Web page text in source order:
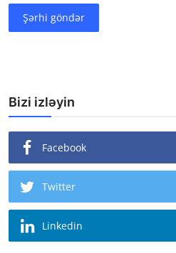
Şərhi göndər
Bizi izləyin
Facebook
Twitter
Linkedin